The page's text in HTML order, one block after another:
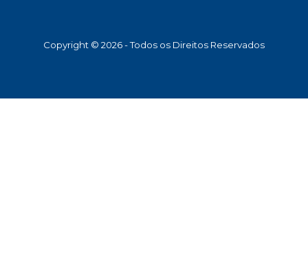
Copyright © 2026 - Todos os Direitos Reservados